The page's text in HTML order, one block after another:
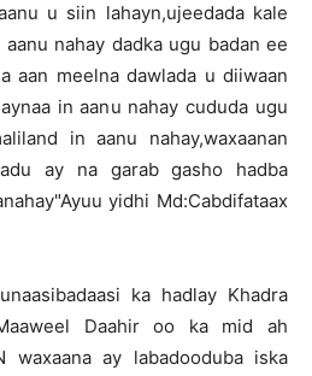
u siin lahayn,ujeedada kale
nahay dadka ugu badan ee
aan meelna dawlada u diiwaan
in aanu nahay cududa ugu
in aanu nahay,waxaanan
ay na garab gasho hadba
yidhi Md:Cabdifataax
ka hadlay Khadra
Daahir oo ka mid ah
waxaana ay labadooduba iska